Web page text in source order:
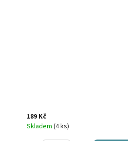
189 Kč
Skladem (4 ks)